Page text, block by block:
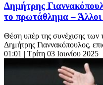
Δημήτρης
το πρωτάθλημα – Άλλοι
Θέση υπέρ της συνέχισης των
Δημήτρης Γιαννακόπουλος,
01:01 | Τρίτη 03 Ιουνίου 2025